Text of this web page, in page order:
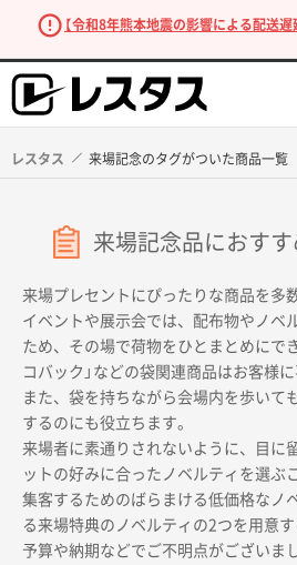
【令和8年熊本地震の影響による配送遅
商品を探す
レスタス 来場記念のタグがついた商品一覧
来場記念品におす
来場プレセントにぴったりな商品を多
イベントや展示会では、配布物やノベ
ため、その場で荷物をひとまとめにでき
コバック」などの袋関連商品はお客様に
また、袋を持ちながら会場内を歩いて
するのにも役立ちます。
来場者に素通りされないように、目に
ットの好みに合ったノベルティを選ぶ
集客するためのばらまける低価格なノ
る来場特典のノベルティの2つを用意す
予算や納期などでご不明点がございま